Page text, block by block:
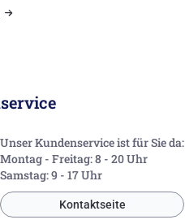
Unser Kundenservice ist für Sie da:
Montag - Freitag: 8 - 20 Uhr
Samstag: 9 - 17 Uhr
Kontaktseite